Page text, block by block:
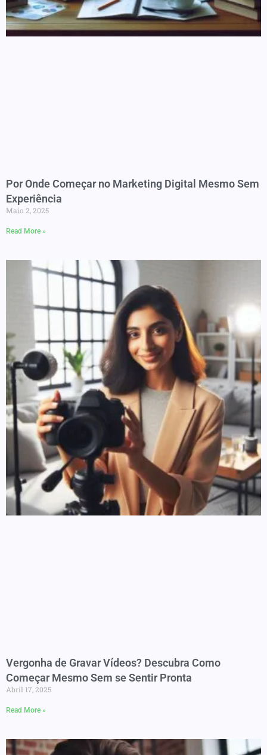
Por Onde Começar no Marketing Digital Mesmo Sem
Experiência
Maio 2, 2025
Read More »
Vergonha de Gravar Vídeos? Descubra Como
Começar Mesmo Sem se Sentir Pronta
Abril 17, 2025
Read More »